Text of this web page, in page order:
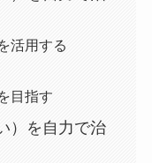
活用する
目指す
）を自力で治